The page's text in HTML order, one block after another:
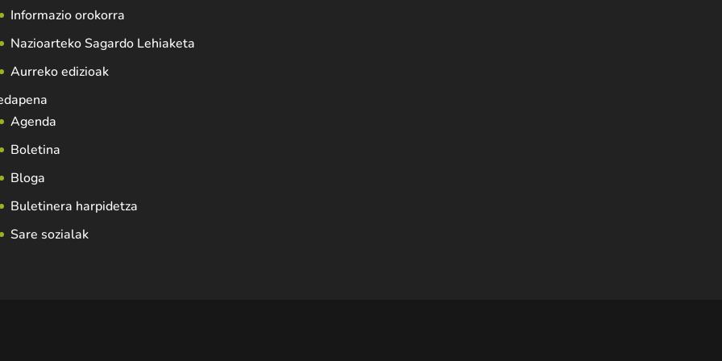
Informazio orokorra
Nazioarteko Sagardo Lehiaketa
Aurreko edizioak
Agenda
Boletina
Bloga
Buletinera harpidetza
Sare sozialak